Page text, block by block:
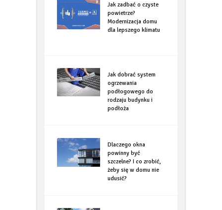
Jak zadbać o czyste
powietrze?
Modernizacja domu
dla lepszego klimatu
Jak dobrać system
ogrzewania
podłogowego do
rodzaju budynku i
podłoża
Dlaczego okna
powinny być
szczelne? I co zrobić,
żeby się w domu nie
udusić?